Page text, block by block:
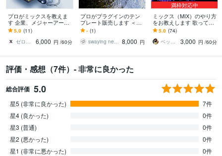
プロがミックスを教えま
す 企業、メジャーアーテ
ィストへの提供多数
5.0 (11)
ゼロ（音楽クリエイター）
6,000 円 /60分
プロがプラグインのテン
プレート販売します ＜プ
ロのミックス、音作りを
手軽に再現したい方へ＞
- (1)
swaying needles 8,000 円
満枠対応中
ミックス（MIX）のやり方
をお教えします 歌ってみ
たの制作をしたい方大歓
迎！Cubaseも教えます
5.0 (74)
ベッチー Betzzy
3,000 円 /60分
評価・感想（7件）- 非常に良かった
総合評価 5.0
星5 (非常に良かった)
7件
星4 (良かった)
0件
星3 (普通)
0件
星2 (悪かった)
0件
星1 (非常に悪かった)
0件